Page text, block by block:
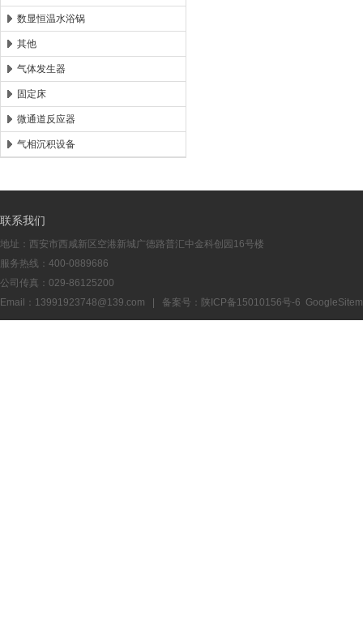
数显恒温水浴锅
其他
气体发生器
固定床
微通道反应器
气相沉积设备
联系我们
地址：西安市西咸新区空港新城广德路普汇中金科创园16号楼
服务热线：400-0889686
公司传真：029-86125200
Email：13991923748@139.com | 备案号： 陕ICP备15010156号-6